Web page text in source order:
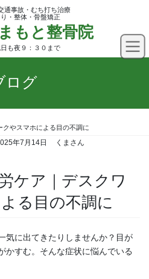
通事故・むち打ち治療
・整体・骨盤矯正
もと整骨院
も夜９：３０まで
ログ
やスマホによる目の不調に
年7月14日 くまさん
ケア｜デスクワ
る目の不調に
気に出てきたりしませんか？目が
かすむ。そんな症状に悩んでいる